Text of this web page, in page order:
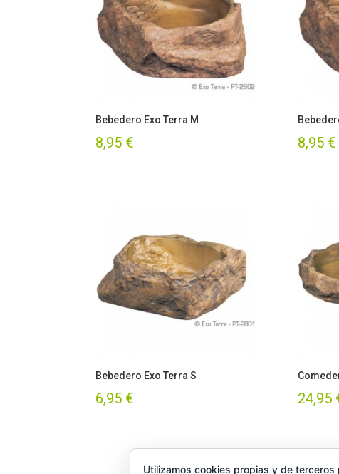
Bebedero Exo Terra M
8,95 € 8,95 €
Bebedero Exo Terra S
6,95 € 24,95
Utilizamos cookies propias y de